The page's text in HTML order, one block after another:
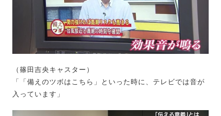
（篠田吉央キャスター）
「「備えのツボはこちら」といった時に、テレビでは音が
入っています」